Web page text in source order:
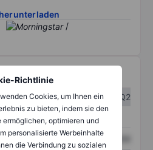
Richtlinie
Cookies, um Ihnen ein
zu bieten, indem sie den
ermöglichen, optimieren und
personalisierte Werbeinhalte
die Verbindung zu sozialen
/
Q1
Q2
XXXXXXX XXXXXXX